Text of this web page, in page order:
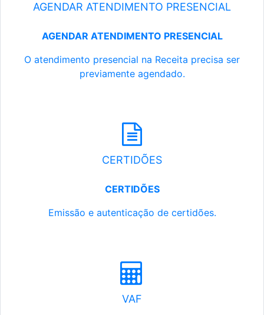
AGENDAR ATENDIMENTO PRESENCIAL
AGENDAR ATENDIMENTO PRESENCIAL
O atendimento presencial na Receita precisa ser
previamente agendado.
CERTIDÕES
CERTIDÕES
Emissão e autenticação de certidões.
VAF